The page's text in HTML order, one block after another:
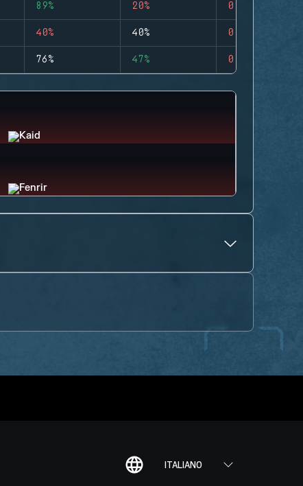
89% 20% 0
40% 40% 0
76% 47% 0
ITALIANO